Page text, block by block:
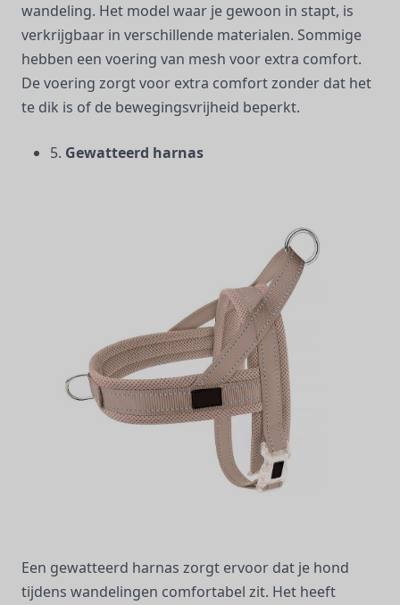
wandeling. Het model waar je gewoon in stapt, is
verkrijgbaar in verschillende materialen. Sommige
hebben een voering van mesh voor extra comfort.
De voering zorgt voor extra comfort zonder dat het
te dik is of de bewegingsvrijheid beperkt.
5. Gewatteerd harnas
Een gewatteerd harnas zorgt ervoor dat je hond
tijdens wandelingen comfortabel zit. Het heeft